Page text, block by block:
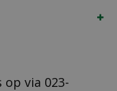
op via 023-